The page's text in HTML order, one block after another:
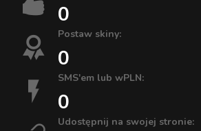
0
Postaw skiny:
0
SMS'em lub wPLN:
0
Udostępnij na swojej stronie: